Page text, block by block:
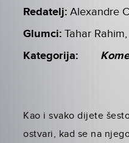
Redatelj: Alexandre
Glumci: Tahar
Kategorija:
Kao i svako dijete
ostvari, kad se na